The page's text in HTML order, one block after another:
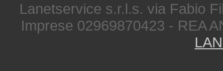
Lanetservice s.r.l.s. via Fabio
Imprese 02969870423 - REA